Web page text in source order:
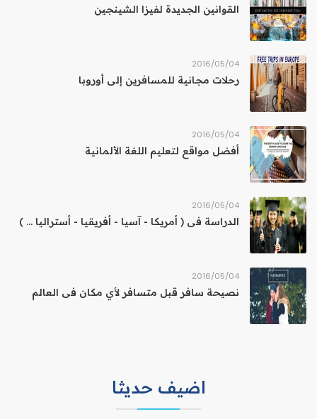
القوانين الجديدة لفيزا الشينجين
04‏/05‏/2016
رحلات مجانية للمسافرين إلى أوروبا
04‏/05‏/2016
أفضل مواقع لتعليم اللغة الألمانية
04‏/05‏/2016
الدراسة فى ( أمريكا - آسيا - أفريقيا - أستراليا ... )
04‏/05‏/2016
نصيحة سافر قبل متسافر لأي مكان فى العالم
اضيف حديثا